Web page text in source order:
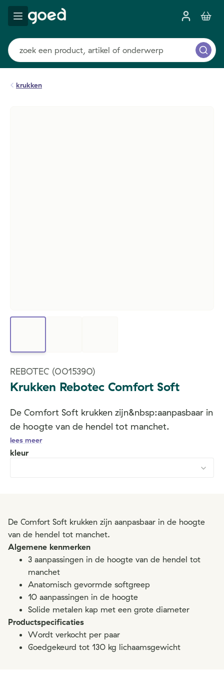
krukken
REBOTEC (0015390)
Krukken Rebotec Comfort Soft
De Comfort Soft krukken zijn&nbsp:aanpasbaar in
de hoogte van de hendel tot manchet.
lees meer
kleur
De Comfort Soft krukken zijn aanpasbaar in de hoogte
van de hendel tot manchet.
Algemene kenmerken
3 aanpassingen in de hoogte van de hendel tot
manchet
Anatomisch gevormde softgreep
10 aanpassingen in de hoogte
Solide metalen kap met een grote diameter
Productspecificaties
Wordt verkocht per paar
Goedgekeurd tot 130 kg lichaamsgewicht